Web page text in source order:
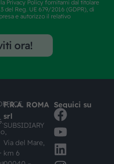
Privacy Policy fornitami dal titolare
del Reg. UE 679/2016 (GDPR), di
e autorizzo il relativo
ora!
F.R.A. ROMA
srl
SUBSIDIARY
Via del Mare,
km 6
Seguici su